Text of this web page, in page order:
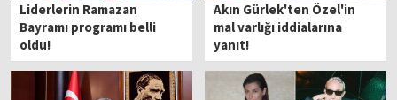
Liderlerin Ramazan
Bayramı programı belli
oldu!
Akın Gürlek'ten Özel'in
mal varlığı iddialarına
yanıt!